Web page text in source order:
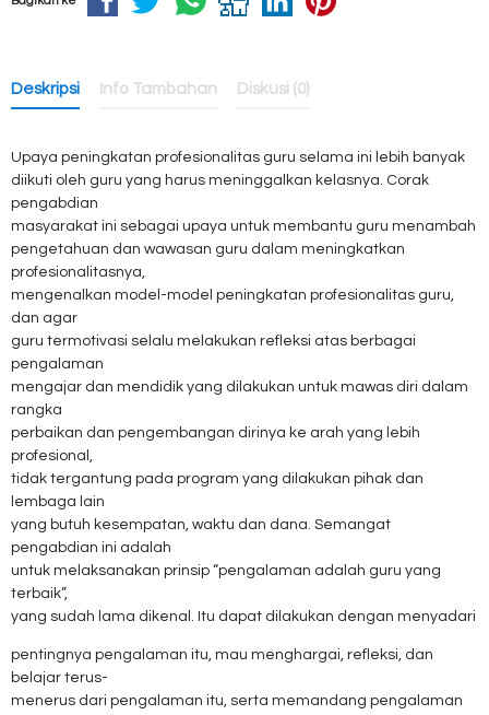
Deskripsi Info Tambahan Diskusi (0)
Upaya peningkatan profesionalitas guru selama ini lebih banyak
diikuti oleh guru yang harus meninggalkan kelasnya. Corak
pengabdian
masyarakat ini sebagai upaya untuk membantu guru menambah
pengetahuan dan wawasan guru dalam meningkatkan
profesionalitasnya,
mengenalkan model-model peningkatan profesionalitas guru,
dan agar
guru termotivasi selalu melakukan refleksi atas berbagai
pengalaman
mengajar dan mendidik yang dilakukan untuk mawas diri dalam
rangka
perbaikan dan pengembangan dirinya ke arah yang lebih
profesional,
tidak tergantung pada program yang dilakukan pihak dan
lembaga lain
yang butuh kesempatan, waktu dan dana. Semangat
pengabdian ini adalah
untuk melaksanakan prinsip “pengalaman adalah guru yang
terbaik”,
yang sudah lama dikenal. Itu dapat dilakukan dengan menyadari
pentingnya pengalaman itu, mau menghargai, refleksi, dan
belajar terus-
menerus dari pengalaman itu, serta memandang pengalaman